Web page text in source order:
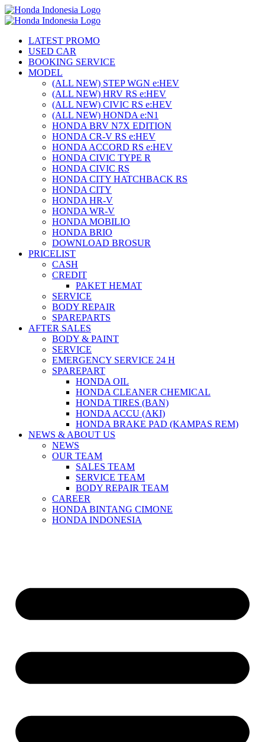
LATEST PROMO
USED CAR
BOOKING SERVICE
MODEL
(ALL NEW) STEP WGN e:HEV
(ALL NEW) HRV RS e:HEV
(ALL NEW) CIVIC RS e:HEV
(ALL NEW) HONDA e:N1
HONDA BRV N7X EDITION
HONDA CR-V RS e:HEV
HONDA ACCORD RS e:HEV
HONDA CIVIC TYPE R
HONDA CIVIC RS
HONDA CITY HATCHBACK RS
HONDA CITY
HONDA HR-V
HONDA WR-V
HONDA MOBILIO
HONDA BRIO
DOWNLOAD BROSUR
PRICELIST
CASH
CREDIT
PAKET HEMAT
SERVICE
BODY REPAIR
SPAREPARTS
AFTER SALES
BODY & PAINT
SERVICE
EMERGENCY SERVICE 24 H
SPAREPART
HONDA OIL
HONDA CLEANER CHEMICAL
HONDA TIRES (BAN)
HONDA ACCU (AKI)
HONDA BRAKE PAD (KAMPAS REM)
NEWS & ABOUT US
NEWS
OUR TEAM
SALES TEAM
SERVICE TEAM
BODY REPAIR TEAM
CAREER
HONDA BINTANG CIMONE
HONDA INDONESIA